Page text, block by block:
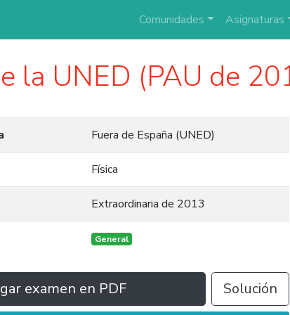
Comunidades Asignaturas
la UNED (PAU de
Fuera de España (UNED)
Física
Extraordinaria de 2013
General
examen en PDF Solución